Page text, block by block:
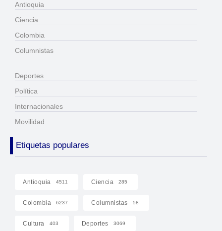
Antioquia
Ciencia
Colombia
Columnistas
Deportes
Política
Internacionales
Movilidad
Etiquetas populares
Antioquia 4511 Ciencia 285
Colombia 6237 Columnistas 58
Cultura 403 Deportes 3069